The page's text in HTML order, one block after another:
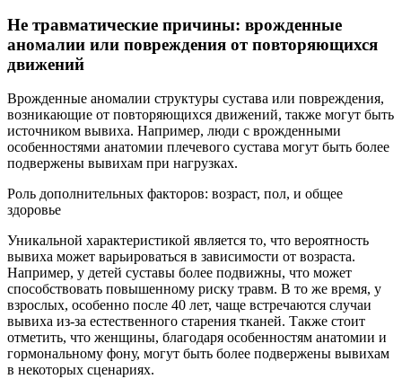
Не травматические причины: врожденные
аномалии или повреждения от повторяющихся
движений
Врожденные аномалии структуры сустава или повреждения,
возникающие от повторяющихся движений, также могут быть
источником вывиха. Например, люди с врожденными
особенностями анатомии плечевого сустава могут быть более
подвержены вывихам при нагрузках.
Роль дополнительных факторов: возраст, пол, и общее
здоровье
Уникальной характеристикой является то, что вероятность
вывиха может варьироваться в зависимости от возраста.
Например, у детей суставы более подвижны, что может
способствовать повышенному риску травм. В то же время, у
взрослых, особенно после 40 лет, чаще встречаются случаи
вывиха из-за естественного старения тканей. Также стоит
отметить, что женщины, благодаря особенностям анатомии и
гормональному фону, могут быть более подвержены вывихам
в некоторых сценариях.